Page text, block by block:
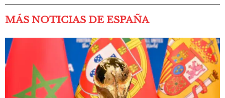
MÁS NOTICIAS DE ESPAÑA